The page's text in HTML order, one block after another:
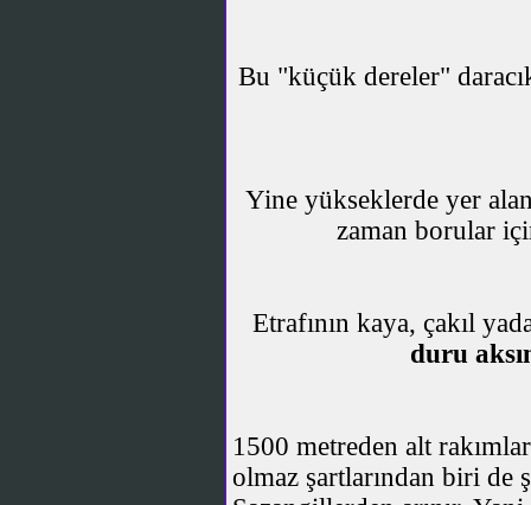
Bu "küçük dereler"
Yine yükseklerde yer
zaman borular
Etrafının kaya, çakıl
duru
1500 metreden alt
olmaz şartlarından biri de